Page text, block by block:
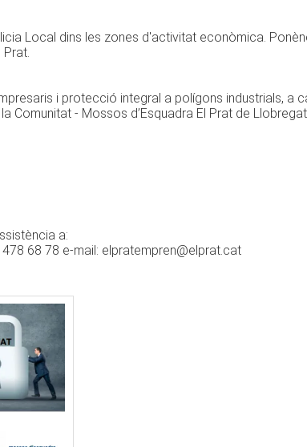
Local dins les zones d'activitat econòmica.
i protecció integral a polígons industrials, a
Comunitat - Mossos d’Esquadra El Prat de
a:
68 78 e-mail: elpratempren@elprat.cat